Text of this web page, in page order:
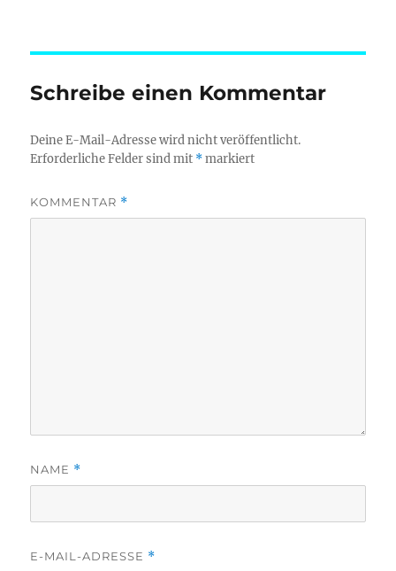
Schreibe einen Kommentar
Deine E-Mail-Adresse wird nicht veröffentlicht.
Erforderliche Felder sind mit *markiert
KOMMENTAR *
NAME *
E-MAIL-ADRESSE *